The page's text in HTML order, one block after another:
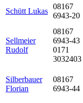
Schütt Lukas
08167
6943-20
Sellmeier
Rudolf
08167
6943-43
0171
3032403
Silberbauer
Florian
08167
6943-44